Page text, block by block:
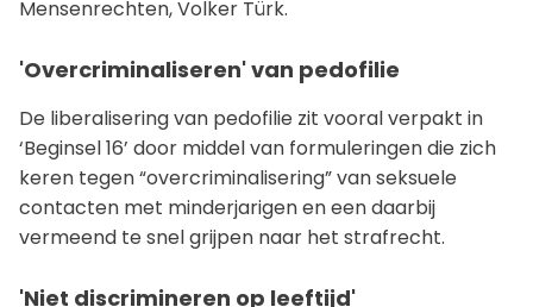
Mensenrechten, Volker Türk.
'Overcriminaliseren' van pedofilie
De liberalisering van pedofilie zit vooral verpakt in
‘Beginsel 16’ door middel van formuleringen die zich
keren tegen “overcriminalisering” van seksuele
contacten met minderjarigen en een daarbij
vermeend te snel grijpen naar het strafrecht.
'Niet discrimineren op leeftijd'